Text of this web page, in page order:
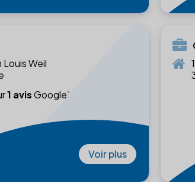
Weil
1 avisGoogle
Voir plus